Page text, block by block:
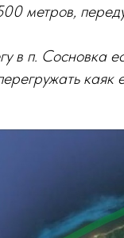
метров,
в п. Сосновка